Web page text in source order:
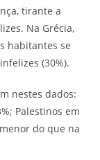
tirante a
Na Grécia,
habitantes se
(30%).
nestes dados:
Palestinos em
do que na